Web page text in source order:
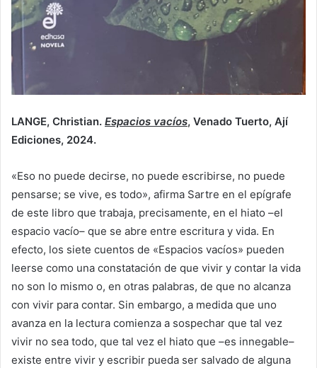
LANGE, Christian. Espacios vacíos, Venado Tuerto, Ají
Ediciones, 2024.
«Eso no puede decirse, no puede escribirse, no puede
pensarse; se vive, es todo», afirma Sartre en el epígrafe
de este libro que trabaja, precisamente, en el hiato –el
espacio vacío– que se abre entre escritura y vida. En
efecto, los siete cuentos de «Espacios vacíos» pueden
leerse como una constatación de que vivir y contar la vida
no son lo mismo o, en otras palabras, de que no alcanza
con vivir para contar. Sin embargo, a medida que uno
avanza en la lectura comienza a sospechar que tal vez
vivir no sea todo, que tal vez el hiato que –es innegable–
existe entre vivir y escribir pueda ser salvado de alguna